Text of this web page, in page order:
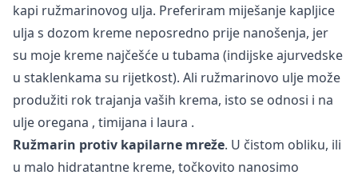
kapi ružmarinovog ulja. Preferiram miješanje kapljice
ulja s dozom kreme neposredno prije nanošenja, jer
su moje kreme najčešće u tubama (indijske ajurvedske
u staklenkama su rijetkost). Ali ružmarinovo ulje može
produžiti rok trajanja vaših krema, isto se odnosi i na
ulje oregana , timijana i laura .
Ružmarin protiv kapilarne mreže. U čistom obliku, ili
u malo hidratantne kreme, točkovito nanosimo